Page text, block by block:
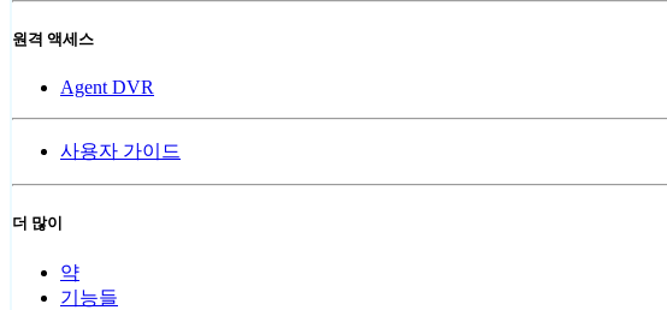
원격 액세스
Agent DVR
사용자 가이드
더 많이
약
기능들